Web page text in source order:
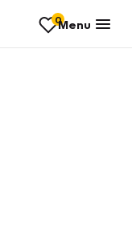
0Menu